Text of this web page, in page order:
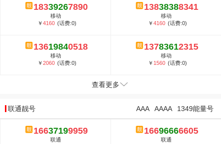
18339267890
移动
￥4160 (话费:0)
13838388341
移动
￥4160 (话费:0)
13619840518
移动
￥2060 (话费:0)
13783612315
移动
￥ 1560 (话费:0)
查看更多
联通靓号 1349能量号
AAAA
AAA
16637199959
联通
16696666605
联通